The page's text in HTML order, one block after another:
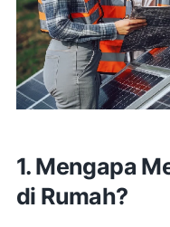
1. Mengapa
di Rumah?